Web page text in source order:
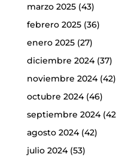
marzo 2025(43)
febrero 2025(36)
enero 2025(27)
diciembre 2024(37)
noviembre 2024(42)
octubre 2024(46)
septiembre 2024
agosto 2024(42)
julio 2024(53)